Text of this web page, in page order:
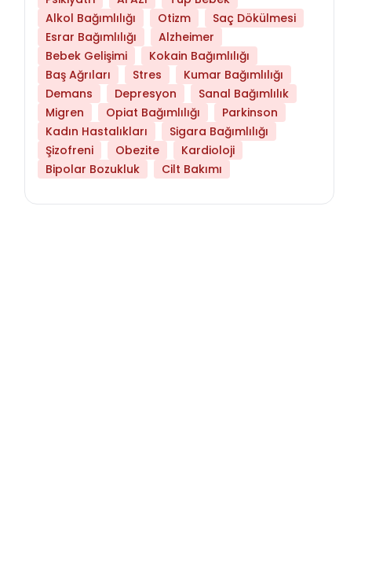
Alkol Bağımlılığı
Otizm
Saç Dökülmesi
Esrar Bağımlılığı
Alzheimer
Bebek Gelişimi
Kokain Bağımlılığı
Baş Ağrıları
Stres
Kumar Bağımlılığı
Demans
Depresyon
Sanal Bağımlılık
Migren
Opiat Bağımlılığı
Parkinson
Kadın Hastalıkları
Sigara Bağımlılığı
Şizofreni
Obezite
Kardioloji
Bipolar Bozukluk
Cilt Bakımı